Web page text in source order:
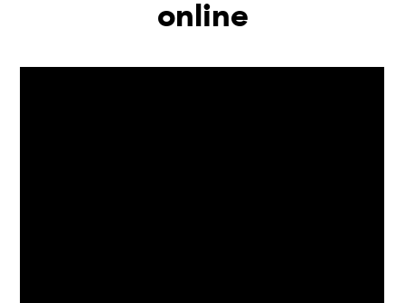
online